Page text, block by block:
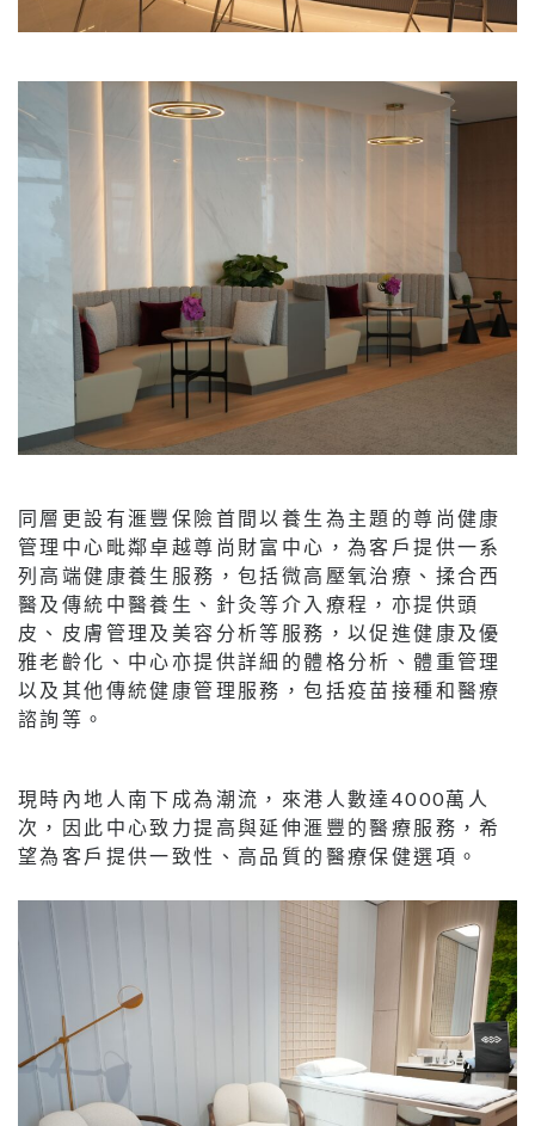
同層更設有滙豐保險首間以養生為主題的尊尚健康
管理中心毗鄰卓越尊尚財富中心，為客戶提供一系
列高端健康養生服務，包括微高壓氧治療、揉合西
醫及傳統中醫養生、針灸等介入療程，亦提供頭
皮、皮膚管理及美容分析等服務，以促進健康及優
雅老齡化、中心亦提供詳細的體格分析、體重管理
以及其他傳統健康管理服務，包括疫苗接種和醫療
諮詢等。
現時內地人南下成為潮流，來港人數達4000萬人
次，因此中心致力提高與延伸滙豐的醫療服務，希
望為客戶提供一致性、高品質的醫療保健選項。